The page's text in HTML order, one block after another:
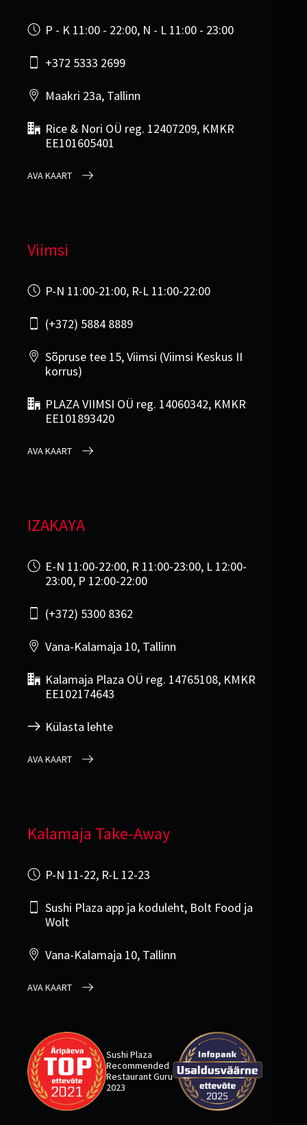
P - K 11:00 - 22:00, N - L 11:00 - 23:00
+372 5333 2699
Maakri 23a, Tallinn
Rice & Nori OÜ reg. 12407209, KMKR
EE101605401
AVA KAART
Viimsi
P-N 11:00-21:00, R-L 11:00-22:00
(+372) 5884 8889
Sõpruse tee 15, Viimsi (Viimsi Keskus II
korrus)
PLAZA VIIMSI OÜ reg. 14060342, KMKR
EE101893420
AVA KAART
IZAKAYA
E-N 11:00-22:00, R 11:00-23:00, L 12:00-
23:00, P 12:00-22:00
(+372) 5300 8362
Vana-Kalamaja 10, Tallinn
Kalamaja Plaza OÜ reg. 14765108, KMKR
EE102174643
Külasta lehte
AVA KAART
Kalamaja Take-Away
P-N 11-22, R-L 12-23
Sushi Plaza app ja koduleht, Bolt Food ja
Wolt
Vana-Kalamaja 10, Tallinn
AVA KAART
Sushi Plaza
Recommended
Restaurant Guru
2023